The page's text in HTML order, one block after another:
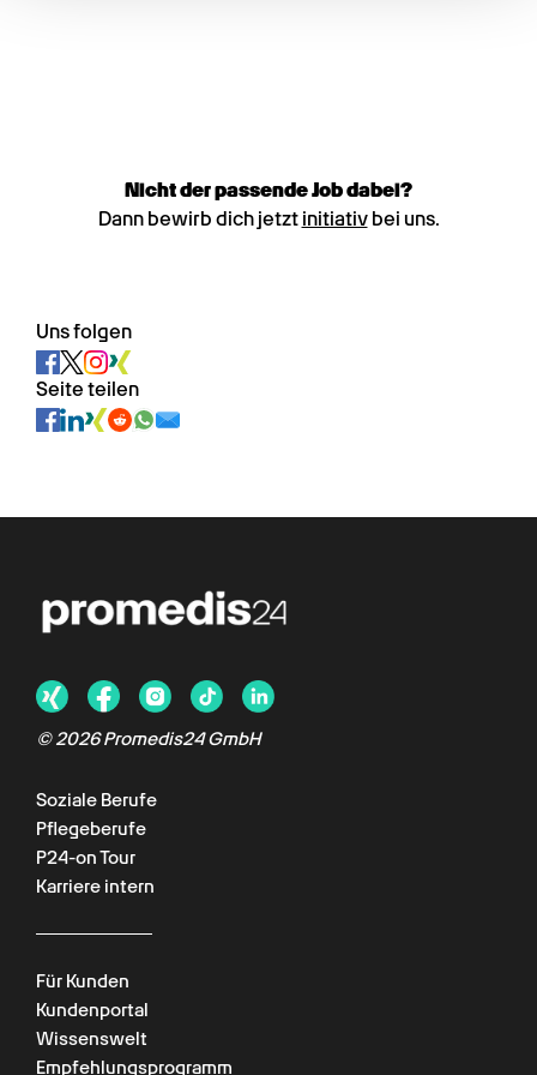
Nicht der passende Job dabei?
Dann bewirb dich jetzt initiativbei uns.
Uns folgen
Seite teilen
© 2026 Promedis24 GmbH
Soziale Berufe
Pflegeberufe
P24-on Tour
Karriere intern
Für Kunden
Kundenportal
Wissenswelt
Empfehlungsprogramm